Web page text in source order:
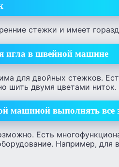
стежки и имеет
игла в швейной машине
для двойных стежков.
шить двумя цветами ниток.
машиной выполнять все
Есть
Например, для